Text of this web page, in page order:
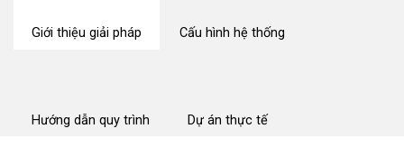
ỨngGiới thiệu giải pháp Cấu hình hệ thống
Hướng dẫn quy trình Dự án thực tế